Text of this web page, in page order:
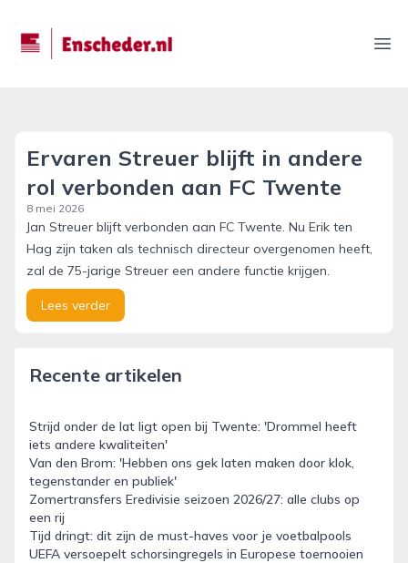
enscheder.nl
Ervaren Streuer blijft in andere
rol verbonden aan FC Twente
8 mei 2026
Jan Streuer blijft verbonden aan FC Twente. Nu Erik ten
Hag zijn taken als technisch directeur overgenomen heeft,
zal de 75-jarige Streuer een andere functie krijgen.
Lees verder
Recente artikelen
Strijd onder de lat ligt open bij Twente: 'Drommel heeft
iets andere kwaliteiten'
Van den Brom: 'Hebben ons gek laten maken door klok,
tegenstander en publiek'
Zomertransfers Eredivisie seizoen 2026/27: alle clubs op
een rij
Tijd dringt: dit zijn de must-haves voor je voetbalpools
UEFA versoepelt schorsingregels in Europese toernooien